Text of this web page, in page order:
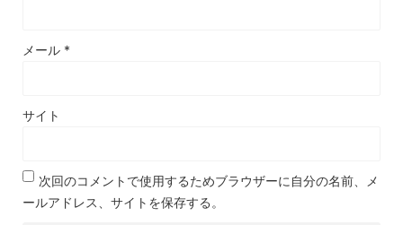
メール *
サイト
次回のコメントで使用するためブラウザーに自分の名前、メ
ールアドレス、サイトを保存する。